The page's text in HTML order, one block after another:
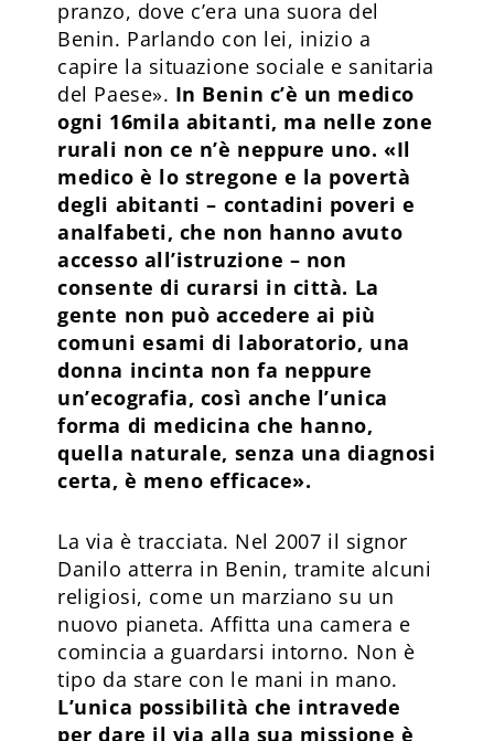
pranzo, dove c’era una suora del
Benin. Parlando con lei, inizio a
capire la situazione sociale e sanitaria
del Paese». In Benin c’è un medico
ogni 16mila abitanti, ma nelle zone
rurali non ce n’è neppure uno. «Il
medico è lo stregone e la povertà
degli abitanti – contadini poveri e
analfabeti, che non hanno avuto
accesso all’istruzione – non
consente di curarsi in città. La
gente non può accedere ai più
comuni esami di laboratorio, una
donna incinta non fa neppure
un’ecografia, così anche l’unica
forma di medicina che hanno,
quella naturale, senza una diagnosi
certa, è meno efficace».
La via è tracciata. Nel 2007 il signor
Danilo atterra in Benin, tramite alcuni
religiosi, come un marziano su un
nuovo pianeta. Affitta una camera e
comincia a guardarsi intorno. Non è
tipo da stare con le mani in mano.
L’unica possibilità che intravede
per dare il via alla sua missione è